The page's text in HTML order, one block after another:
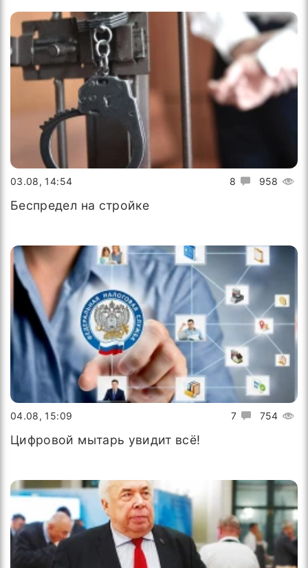
8 958
03.08, 14:54
Беспредел на стройке
7 754
04.08, 15:09
Цифровой мытарь увидит всё!